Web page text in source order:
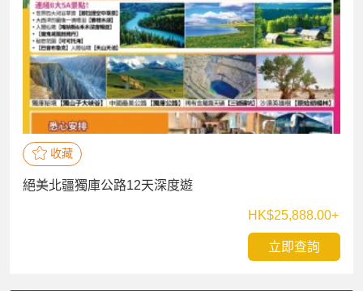
收藏
絕美北疆獨庫公路12天深度遊
HK$25,888.00+
立即查詢